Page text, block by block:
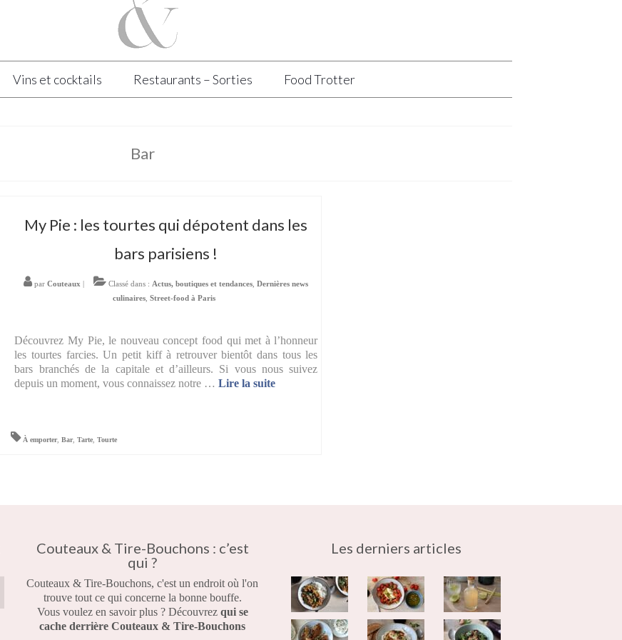
Vins et cocktails Restaurants – Sorties Food Trotter
Bar
My Pie : les tourtes qui dépotent dans les
bars parisiens !
parCouteaux | Classé dans : Actus, boutiques et tendances ,Dernières news
culinaires ,Street-food à Paris
Découvrez My Pie, le nouveau concept food qui met à l’honneur
les tourtes farcies. Un petit kiff à retrouver bientôt dans tous les
bars branchés de la capitale et d’ailleurs. Si vous nous suivez
depuis un moment, vous connaissez notre …Lire la suite­­
À emporter,Bar,Tarte ,Tourte
Couteaux & Tire-Bouchons : c’est
qui ?
Couteaux & Tire-Bouchons, c'est un endroit où l'on
trouve tout ce qui concerne la bonne bouffe.
Vous voulez en savoir plus ? Découvrez qui se
cache derrière Couteaux & Tire-Bouchons
Les derniers articles